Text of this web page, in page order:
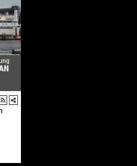
Arthur Verocai & Nu
Civilisation Orchestra
Ukrainian Freedom Orchestra
/ Julia Kleiter / Keri-Lynn
Wilson
John Scofield
Mariza
Orchestra / Xavier de Maistre
/ Ryan Bancroft